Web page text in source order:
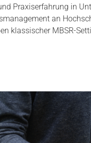
Praxiserfahrung in
an
klassischer MBSR-